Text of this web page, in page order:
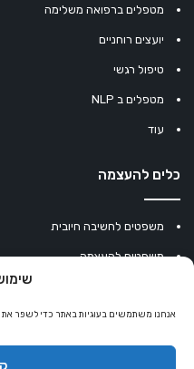
אנחנו משתמשים בעוגיות באתר כדי לשפר
מטפלים ברפואה משלימה
יועצים רוחניים
טיפול רגשי
מטפלים ב NLP
עוד
כלים להעצמה
משפטים לחשיבה חיובית
משפטים להעצמה
מחשבון נומרולוגיה
קריסטלים למזלות